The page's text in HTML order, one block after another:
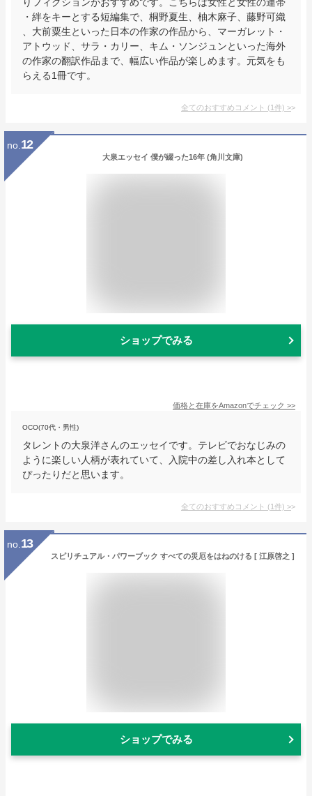
・絆をキーとする短編集で、桐野夏生、柚木麻子、藤野可織
、大前粟生といった日本の作家の作品から、マーガレット・
アトウッド、サラ・カリー、キム・ソンジュンといった海外
の作家の翻訳作品まで、幅広い作品が楽しめます。元気をも
らえる1冊です。
全てのおすすめコメント (1件) >
no. 12
大泉エッセイ 僕が綴った16年 (角川文庫)
ショップでみる
価格と在庫をAmazonでチェック >>
OCO(70代・男性)
タレントの大泉洋さんのエッセイです。テレビでおなじみの
ように楽しい人柄が表れていて、入院中の差し入れ本として
ぴったりだと思います。
全てのおすすめコメント (1件) >
no. 13
スピリチュアル・パワーブック すべての災厄をはねのける [ 江原啓之 ]
ショップでみる